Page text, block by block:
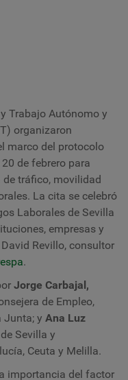
Trabajo Autónomo y
organizaron
marco del protocolo
de febrero para
tráfico, movilidad
La cita se celebró
Laborales de Sevilla
empresas y
Revillo, consultor
.
Jorge Carbajal,
de Empleo,
Junta; y Ana Luz
Sevilla y
Ceuta y Melilla.
importancia del factor